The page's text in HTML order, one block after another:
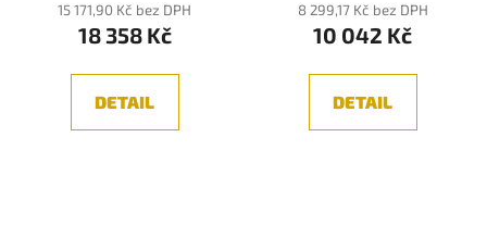
15 171,90 Kč bez DPH
18 358 Kč
DETAIL
8 299,17 Kč bez DPH
10 042 Kč
DETAIL